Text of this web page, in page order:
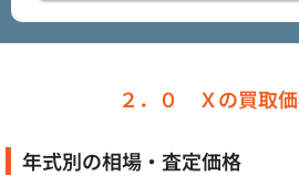
２．０ Ｘの買取
年式別の相場・査定価格